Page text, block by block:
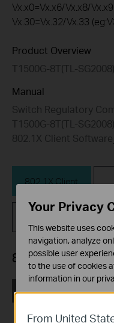
Vx.x0=Vx.x6/Vx.x8/
Vx.30=Vx.32/Vx.33
Product Overview
T1500G-8T(TL-
Manual
Switch Regulatory
T1500G-8T(TL-
802.1X Client
802.1X Client
802.1X Client
TP-
Publicatiedatum: 2017-
From United
Your Privacy
This website uses
navigation, analyze
possible user
to the use of cookies
information in our
Deze cookies zijn